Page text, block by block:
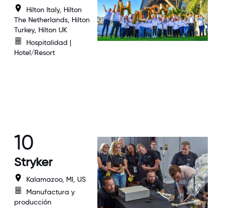
Hilton Italy, Hilton
The Netherlands, Hilton
Turkey, Hilton UK
Hospitalidad |
Hotel/Resort
10
Stryker
Kalamazoo, MI, US
Manufactura y
producción